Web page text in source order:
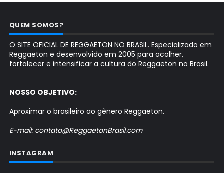
QUEM SOMOS?
O SITE OFICIAL DE REGGAETON NO BRASIL. Especializado em
Reggaeton e desenvolvido em 2005 para acolher,
fortalecer e intensificar a cultura do Reggaeton no Brasil.
NOSSO OBJETIVO:
Aproximar o brasileiro ao gênero Reggaeton.
E-mail: contato@ReggaetonBrasil.com
INSTAGRAM